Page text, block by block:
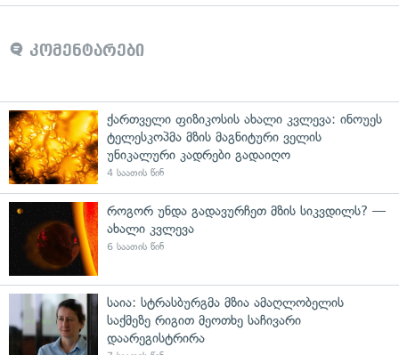
კომენტარები
ქართველი ფიზიკოსის ახალი კვლევა: ინოუეს
ტელესკოპმა მზის მაგნიტური ველის
უნიკალური კადრები გადაიღო
4 საათის წინ
როგორ უნდა გადავურჩეთ მზის სიკვდილს? —
ახალი კვლევა
6 საათის წინ
საია: სტრასბურგმა მზია ამაღლობელის
საქმეზე რიგით მეოთხე საჩივარი
დაარეგისტრირა